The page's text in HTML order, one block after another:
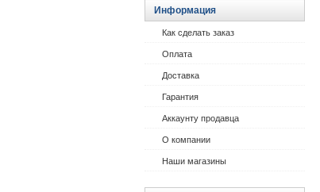
Информация
Как сделать заказ
Оплата
Доставка
Гарантия
Аккаунту продавца
О компании
Наши магазины